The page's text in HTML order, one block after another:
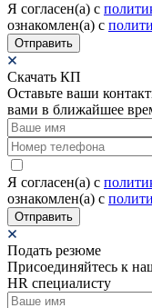
Я согласен(а) c
ознакомлен(а) с
Отправить
Скачать КП
Оставьте ваши
вами в ближайшее
Я согласен(а) c
ознакомлен(а) с
Отправить
Подать резюме
Присоединяйтесь к
HR специалисту